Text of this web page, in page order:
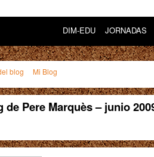
DIM-EDU JORNADAS
blog Mi Blog
de Pere Marquès – junio